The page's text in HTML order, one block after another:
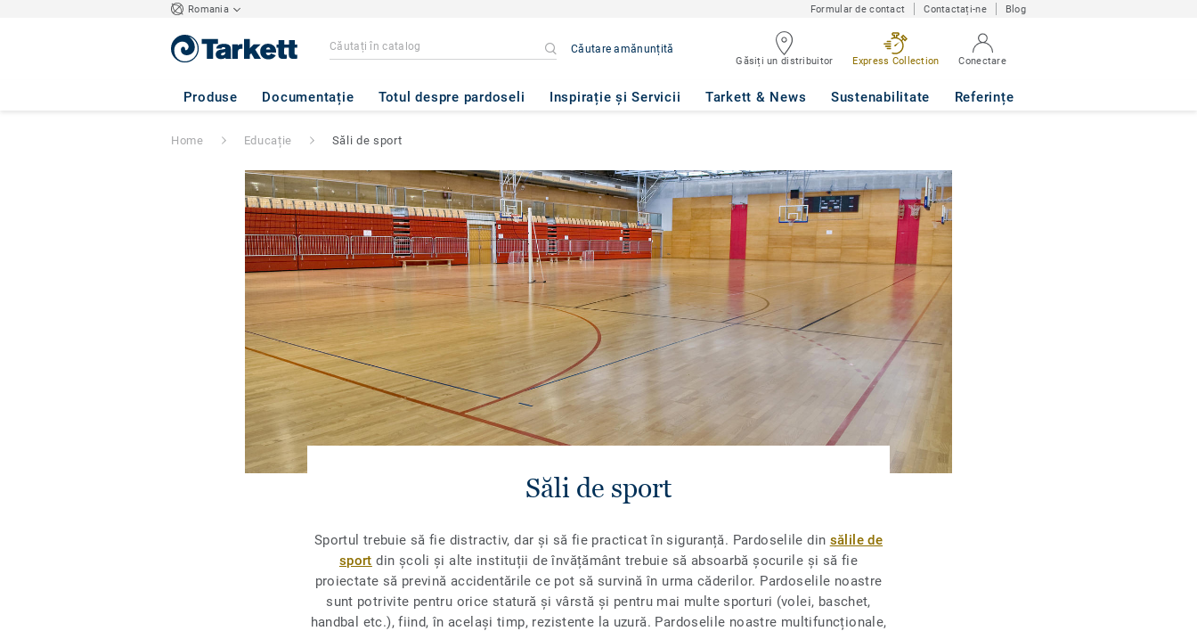
Romania Formular de contact Contactați-ne Blog
Căutare amănunțită
Găsiți un distribuitor Express Collection Conectare
Produse Documentație Totul despre pardoseli Inspirație și Servicii Tarkett & News Sustenabilitate Referințe
Home Educație Săli de sport
Săli de sport
Sportul trebuie să fie distractiv, dar și să fie practicat în siguranță. Pardoselile din sălile de
sport din școli și alte instituții de învățământ trebuie să absoarbă șocurile și să fie
proiectate să prevină accidentările ce pot să survină în urma căderilor. Pardoselile noastre
sunt potrivite pentru orice statură și vârstă și pentru mai multe sporturi (volei, baschet,
handbal etc.), fiind, în același timp, rezistente la uzură. Pardoselile noastre multifuncționale,